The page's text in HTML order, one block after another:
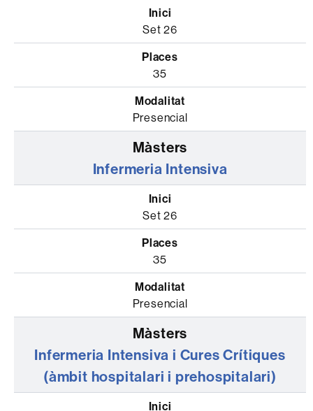
Set 26
35
Presencial
Infermeria Intensiva
Set 26
35
Presencial
Infermeria Intensiva i Cures Crítiques
(àmbit hospitalari i prehospitalari)